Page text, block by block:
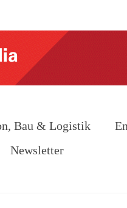
Bau & Logistik
Newsletter